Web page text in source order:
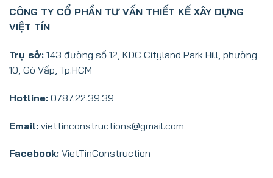
CÔNG TY CỔ PHẦN TƯ VẤN THIẾT KẾ XÂY DỰNG
VIỆT TÍN
Trụ sở: 143 đường số 12, KDC Cityland Park Hill, phường
10, Gò Vấp, Tp.HCM
Hotline: 0787.22.39.39
Email: viettinconstructions@gmail.com
Facebook: VietTinConstruction